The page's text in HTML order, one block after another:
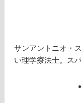
サンアントニオ・
い理学療法士。ス